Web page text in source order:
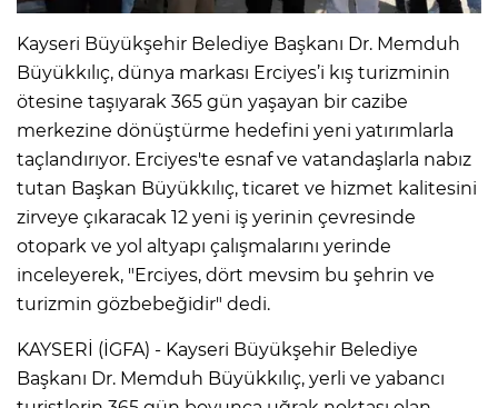
Kayseri Büyükşehir Belediye Başkanı Dr. Memduh
Büyükkılıç, dünya markası Erciyes’i kış turizminin
ötesine taşıyarak 365 gün yaşayan bir cazibe
merkezine dönüştürme hedefini yeni yatırımlarla
taçlandırıyor. Erciyes'te esnaf ve vatandaşlarla nabız
tutan Başkan Büyükkılıç, ticaret ve hizmet kalitesini
zirveye çıkaracak 12 yeni iş yerinin çevresinde
otopark ve yol altyapı çalışmalarını yerinde
inceleyerek, "Erciyes, dört mevsim bu şehrin ve
turizmin gözbebeğidir" dedi.
KAYSERİ (İGFA) - Kayseri Büyükşehir Belediye
Başkanı Dr. Memduh Büyükkılıç, yerli ve yabancı